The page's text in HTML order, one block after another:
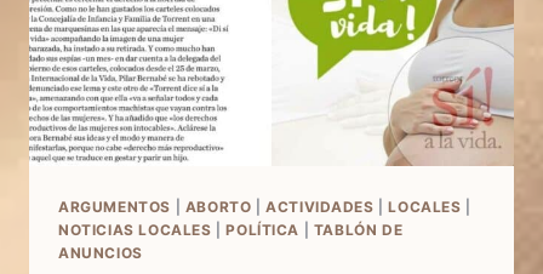
ARGUMENTOS ABORTO |ACTIVIDADES |LOCALES
NOTICIAS LOCALES |POLÍTICA
TABLÓN DE
ANUNCIOS